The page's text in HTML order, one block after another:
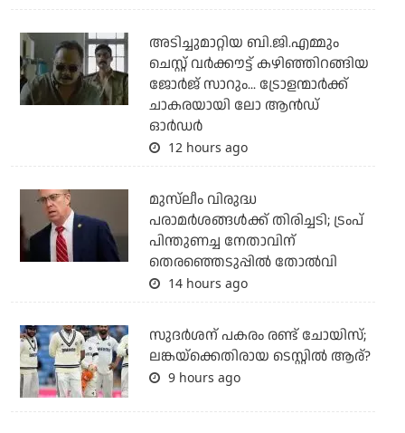
അടിച്ചുമാറ്റിയ ബി.ജി.എമ്മും
ചെസ്റ്റ് വര്‍ക്കൗട്ട് കഴിഞ്ഞിറങ്ങിയ
ജോര്‍ജ് സാറും... ട്രോളന്മാര്‍ക്ക്
ചാകരയായി ലോ ആന്‍ഡ്
ഓര്‍ഡര്‍
12 hours ago
മുസ്‌ലീം വിരുദ്ധ
പരാമര്‍ശങ്ങള്‍ക്ക് തിരിച്ചടി; ട്രംപ്
പിന്തുണച്ച നേതാവിന്
തെരഞ്ഞെടുപ്പില്‍ തോല്‍വി
14 hours ago
സുദര്‍ശന് പകരം രണ്ട് ചോയിസ്;
ലങ്കയ്‌ക്കെതിരായ ടെസ്റ്റില്‍ ആര്?
9 hours ago